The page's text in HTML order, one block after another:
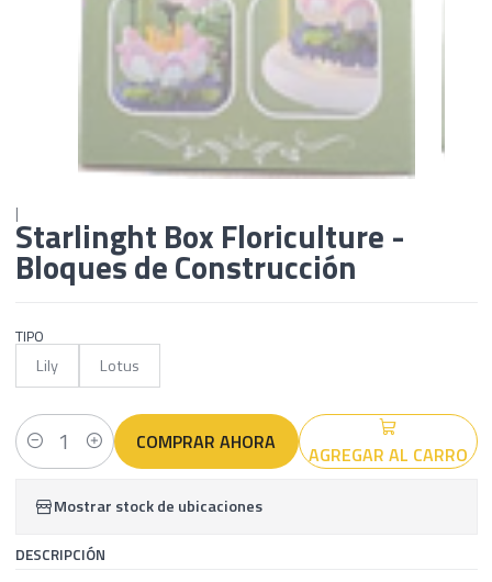
|Starlinght Box Floriculture -
Bloques de Construcción
TIPO
Lily Lotus
Cantidad AGREGAR AL CARRO
COMPRAR AHORA
Mostrar stock de ubicaciones
DESCRIPCIÓN